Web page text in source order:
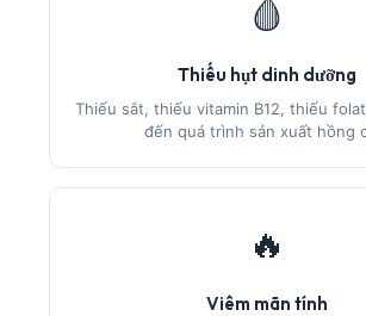
🩸
Thiếu hụt dinh dưỡng
Thiếu sắt, thiếu vitamin B12, thiếu
đến quá trình sản xuất hồng
🔥
Viêm mãn tính